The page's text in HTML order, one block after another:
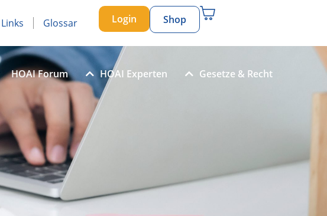
Links Glossar Login Shop
HOAI Forum HOAI Experten Gesetze & Recht